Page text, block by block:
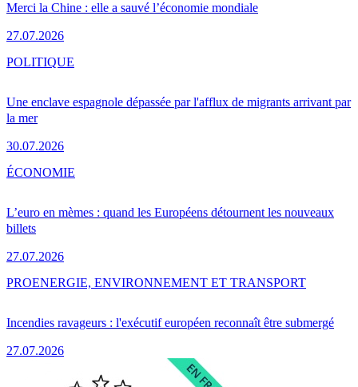
Merci la Chine : elle a sauvé l’économie mondiale
27.07.2026
Une enclave espagnole dépassée par l'afflux de migrants arrivant par
la mer
30.07.2026
POLITIQUE
L’euro en mèmes : quand les Européens détournent les nouveaux
billets
27.07.2026
ÉCONOMIE
Incendies ravageurs : l'exécutif européen reconnaît être submergé
27.07.2026
PROENERGIE, ENVIRONNEMENT ET TRANSPORT